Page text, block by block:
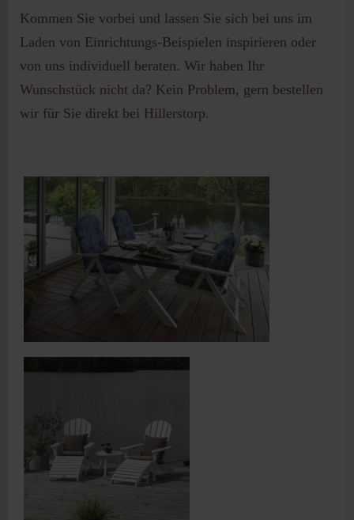
Kommen Sie vorbei und lassen Sie sich bei uns im
Laden von Einrichtungs-Beispielen inspirieren oder
von uns individuell beraten. Wir haben Ihr
Wunschstück nicht da? Kein Problem, gern bestellen
wir für Sie direkt bei Hillerstorp.